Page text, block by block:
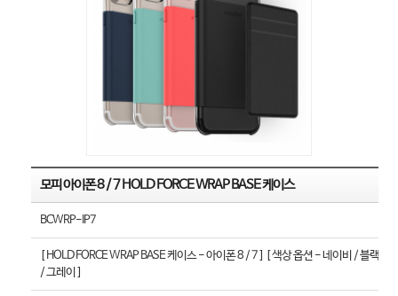
모피 아이폰 8 / 7 HOLD FORCE WRAP BASE 케이스
BCWRP-IP7
[ HOLD FORCE WRAP BASE 케이스 - 아이폰 8 / 7 ] [ 색상 옵션 - 네이비 / 블랙
/ 그레이 ]